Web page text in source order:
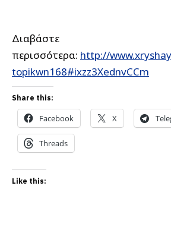
Διαβάστε
περισσότερα: http://
topikwn168#ixzz3XednvCCm
Share this:
Facebook X
Threads
Like this: